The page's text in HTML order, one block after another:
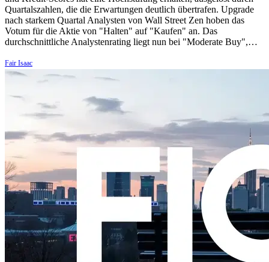
Quartalszahlen, die die Erwartungen deutlich übertrafen. Upgrade
nach starkem Quartal Analysten von Wall Street Zen hoben das
Votum für die Aktie von "Halten" auf "Kaufen" an. Das
durchschnittliche Analystenrating liegt nun bei "Moderate Buy",…
Fair Isaac